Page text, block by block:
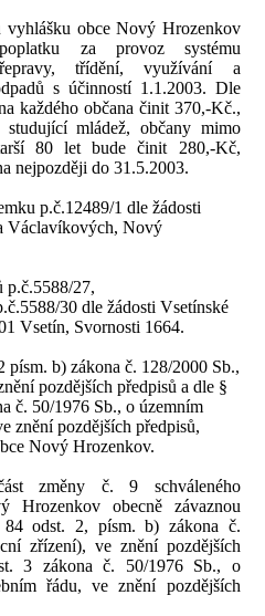
vyhlášku obce Nový Hrozenkov
za provoz systému
třídění, využívání a
s účinností 1.1.2003. Dle
každého občana činit 370,-Kč.,
mládež, občany mimo
80 let bude činit 280,-Kč,
nejpozději do 31.5.2003.
p.č.12489/1 dle žádosti
Václavíkových, Nový
p.č.5588/27,
30 dle žádosti Vsetínské
Vsetín, Svornosti 1664.
písm. b) zákona č. 128/2000 Sb.,
pozdějších předpisů a dle §
č. 50/1976 Sb., o územním
znění pozdějších předpisů,
Nový Hrozenkov.
změny č. 9 schváleného
Hrozenkov obecně závaznou
odst. 2, písm. b) zákona č.
zřízení), ve znění pozdějších
3 zákona č. 50/1976 Sb., o
řádu, ve znění pozdějších